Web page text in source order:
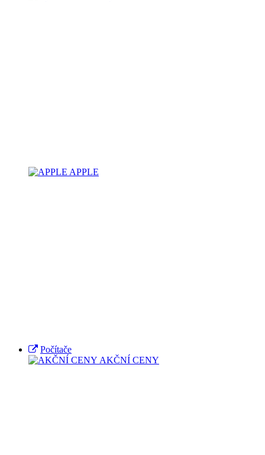
APPLE
Počítače
AKČNÍ CENY